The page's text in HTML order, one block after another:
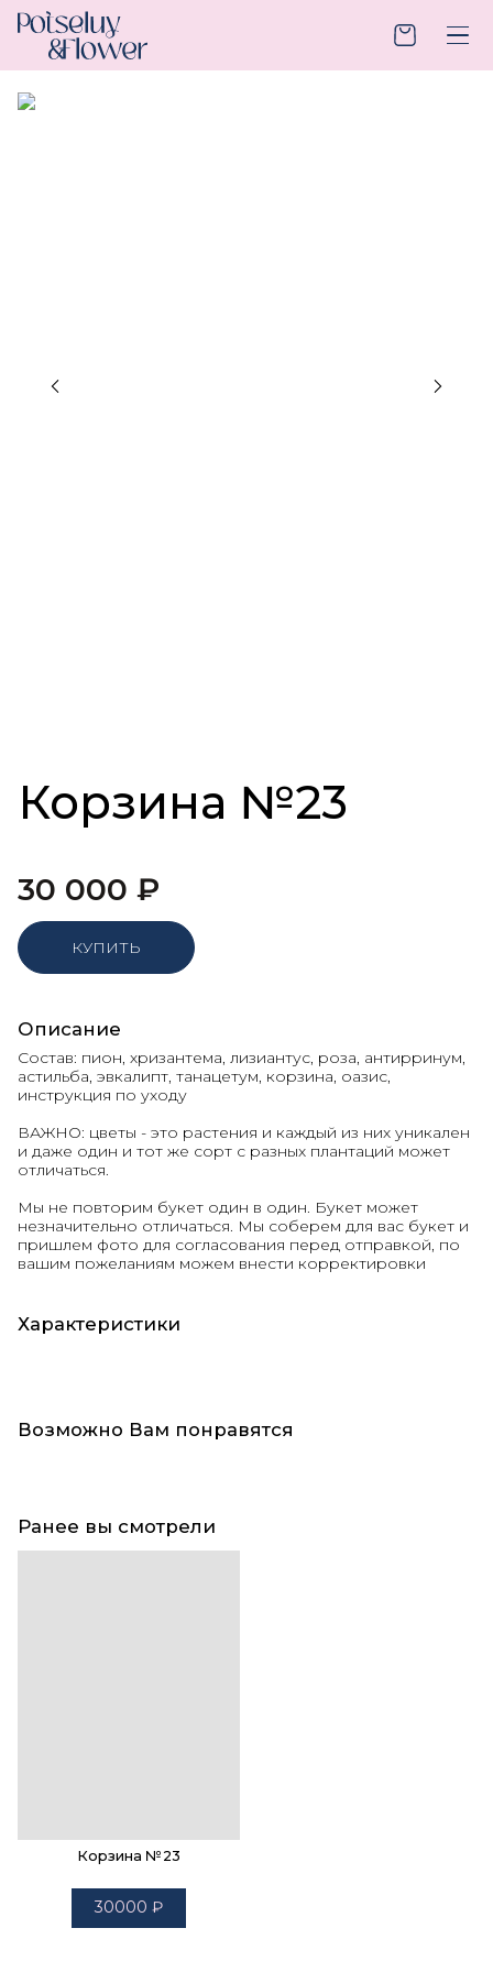
Корзина №23
30 000 ₽
КУПИТЬ
Описание
Состав: пион, хризантема, лизиантус, роза, антирринум,
астильба, эвкалипт, танацетум, корзина, оазис,
инструкция по уходу
ВАЖНО: цветы - это растения и каждый из них уникален
и даже один и тот же сорт с разных плантаций может
отличаться.
Мы не повторим букет один в один. Букет может
незначительно отличаться. Мы соберем для вас букет и
пришлем фото для согласования перед отправкой, по
вашим пожеланиям можем внести корректировки
Характеристики
Возможно Вам понравятся
Ранее вы смотрели
Корзина №23
30000 ₽